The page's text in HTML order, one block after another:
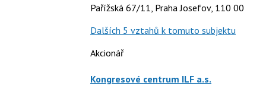
Pařížská 67/11, Praha Josefov, 110 00
Dalších 5 vztahů k tomuto subjektu
Akcionář
Kongresové centrum ILF a.s.